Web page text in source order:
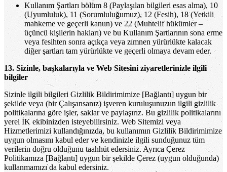
Kullanım Şartları bölüm 8 (Paylaşılan bilgileri esas alma), 10
(Uyumluluk), 11 (Sorumluluğumuz), 12 (Fesih), 18 (Yetkili
mahkeme ve geçerli kanun) ve 22 (Muhtelif hükümler –
üçüncü kişilerin hakları) ve bu Kullanım Şartlarının sona erme
veya fesihten sonra açıkça veya zımnen yürürlükte kalacak
diğer şartları tam yürürlükte ve geçerli olmaya devam eder.
13. Sizinle, başkalarıyla ve Web Sitesini ziyaretlerinizle ilgili
bilgiler
Sizinle ilgili bilgileri Gizlilik Bildirimimize [Bağlantı] uygun bir
şekilde veya (bir Çalışansanız) işveren kuruluşunuzun ilgili gizlilik
politikalarına göre işler, saklar ve paylaşırız. Bu gizlilik politikalarını
yerel İK ekibinizden isteyebilirsiniz. Web Sitemizi veya
Hizmetlerimizi kullandığınızda, bu kullanımın Gizlilik Bildirimimize
uygun olmasını kabul eder ve kendinizle ilgili sunduğunuz tüm
verilerin doğru olduğunu taahhüt edersiniz. Ayrıca Çerez
Politikamıza [Bağlantı] uygun bir şekilde Çerez (uygun olduğunda)
kullanmamızı da kabul edersiniz.